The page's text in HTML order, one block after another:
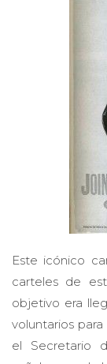
carteles de
objetivo era
voluntarios
el Secretario
señala con el